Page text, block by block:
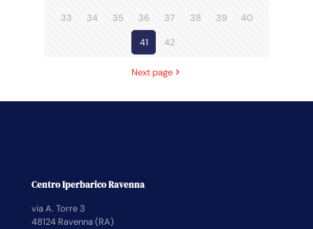
33 34 35 36 37 38 39 40
41 42
Next page
Centro Iperbarico Ravenna
via A. Torre 3
48124 Ravenna (RA)